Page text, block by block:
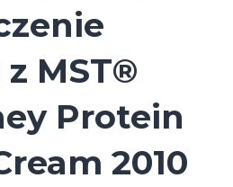
z MST®
Protein
2010